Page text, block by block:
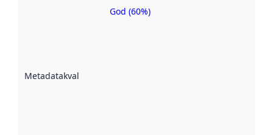
Metadatakvalitet
Metadatakvalitet
God (60%)